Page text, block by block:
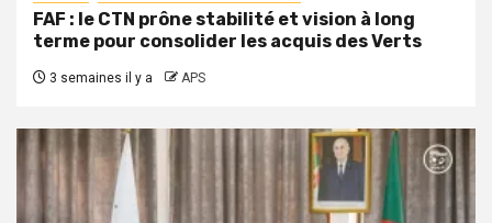
FAF : le CTN prône stabilité et vision à long
terme pour consolider les acquis des Verts
3 semaines il y a APS